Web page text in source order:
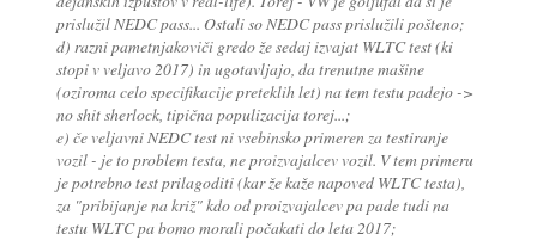
prislužil NEDC pass... Ostali so NEDC pass prislužili pošteno;
d) razni pametnjakoviči gredo že sedaj izvajat WLTC test (ki
stopi v veljavo 2017) in ugotavljajo, da trenutne mašine
(oziroma celo specifikacije preteklih let) na tem testu padejo ->
no shit sherlock, tipična populizacija torej...;
e) če veljavni NEDC test ni vsebinsko primeren za testiranje
vozil - je to problem testa, ne proizvajalcev vozil. V tem primeru
je potrebno test prilagoditi (kar že kaže napoved WLTC testa),
za "pribijanje na križ" kdo od proizvajalcev pa pade tudi na
testu WLTC pa bomo morali počakati do leta 2017;